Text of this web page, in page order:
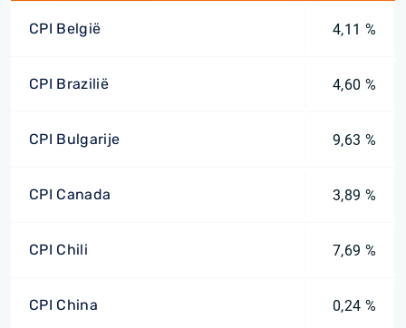
CPI België 4,11 %
CPI Brazilië 4,60 %
CPI Bulgarije 9,63 %
CPI Canada 3,89 %
CPI Chili 7,69 %
CPI China 0,24 %